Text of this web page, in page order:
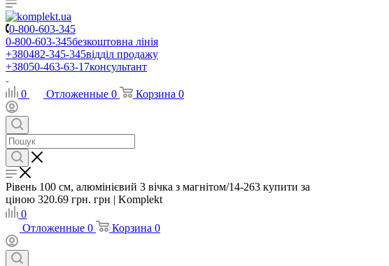
0-800-603-345
0-800-603-345безкоштовна лінія
+380482-345-345відділ продажу
+38050-463-63-17консультант
0 Отложенные 0 Корзина 0
Рівень 100 см, алюмінієвий 3 вічка з магнітом/14-263 купити за
ціною 320.69 грн. грн | Komplekt
0
Отложенные 0 Корзина 0